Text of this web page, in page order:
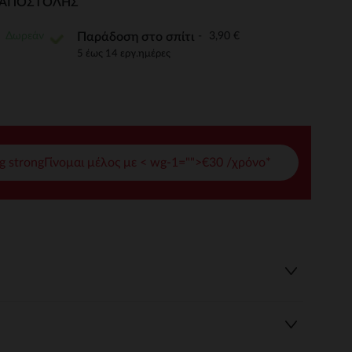
να διαχειριστείτε τις ρυθμίσεις απορρήτου,
ΑΠΟΣΤΟΛΉΣ
Παράδοση στο σπίτι 3,90 €
5 έως 14 εργ.ημέρες
strongΓίνομαι μέλος με < wg-1="">€30 /χρόνο*